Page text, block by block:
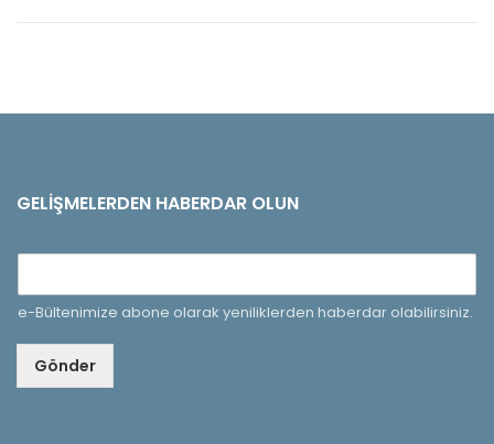
GELIŞMELERDEN HABERDAR OLUN
e-Bültenimize abone olarak yeniliklerden haberdar olabilirsiniz.
Gönder